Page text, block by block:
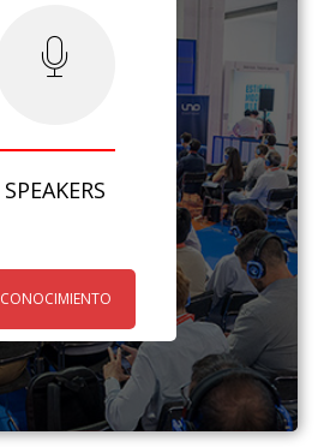
SPEAKERS
CONOCIMIENTO